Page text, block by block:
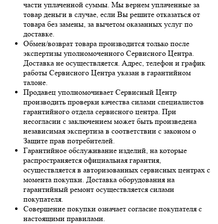
части уплаченной суммы. Мы вернем уплаченные за
товар деньги в случае, если Вы решите отказаться от
товара без замены, за вычетом оказанных услуг по
доставке.
Обмен/возврат товара производится только после
экспертизы уполномоченного Сервисного Центра.
Доставка не осуществляется. Адрес, телефон и график
работы Сервисного Центра указан в гарантийном
талоне.
Продавец уполномочивает Сервисный Центр
производить проверки качества силами специалистов
гарантийного отдела сервисного центра. При
несогласии с заключением может быть произведена
независимая экспертиза в соответствии с законом о
Защите прав потребителей.
Гарантийное обслуживание изделий, на которые
распространяется официальная гарантия,
осуществляется в авторизованных сервисных центрах с
момента покупки. Доставка оборудования на
гарантийный ремонт осуществляется силами
покупателя.
Совершение покупки означает согласие покупателя с
настоящими правилами.